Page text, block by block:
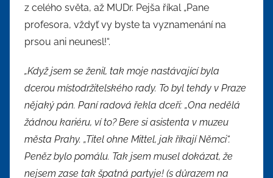
z celého světa, až MUDr. Pejša říkal „Pane
profesora, vždyť vy byste ta vyznamenání na
prsou ani neunesl!“.
„Když jsem se ženil, tak moje nastávající byla
dcerou místodržitelského rady. To byl tehdy v Praze
nějaký pán. Paní radová řekla dceři: „Ona nedělá
žádnou kariéru, ví to? Bere si asistenta v muzeu
města Prahy. „Titel ohne Mittel, jak říkají Němci“.
Peněz bylo pomálu. Tak jsem musel dokázat, že
nejsem zase tak špatná partyje! (s důrazem na